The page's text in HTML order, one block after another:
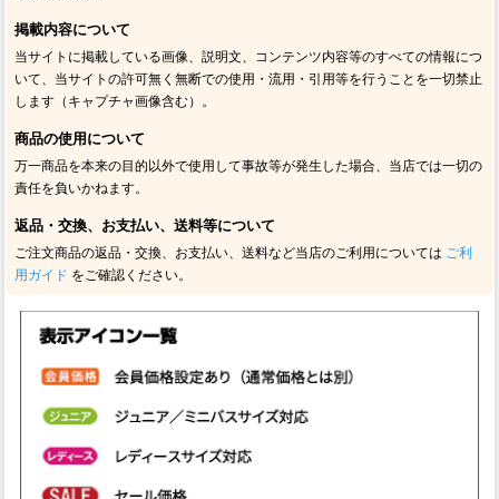
掲載内容について
当サイトに掲載している画像、説明文、コンテンツ内容等のすべての情報につ
いて、当サイトの許可無く無断での使用・流用・引用等を行うことを一切禁止
します（キャプチャ画像含む）。
商品の使用について
万一商品を本来の目的以外で使用して事故等が発生した場合、当店では一切の
責任を負いかねます。
返品・交換、お支払い、送料等について
ご注文商品の返品・交換、お支払い、送料など当店のご利用については ご利
用ガイド をご確認ください。